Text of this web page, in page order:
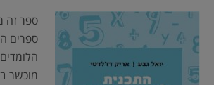
ספר זה
ספרים
מוכשר